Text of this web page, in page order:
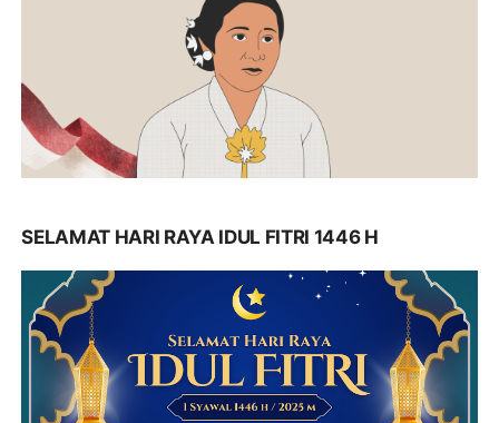
SELAMAT HARI RAYA IDUL FITRI 1446 H